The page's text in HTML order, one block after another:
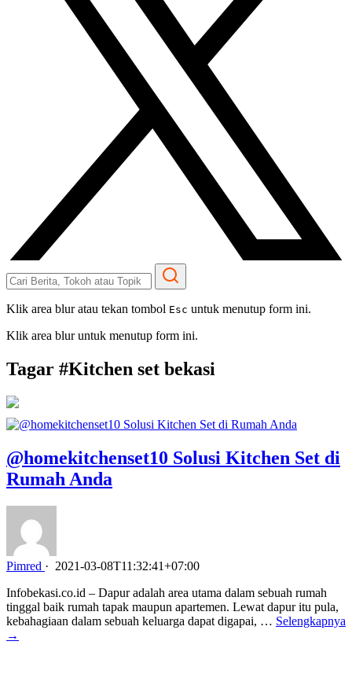
Klik area blur atau tekan tombol Esc untuk menutup form ini.
Klik area blur untuk menutup form ini.
Tagar #Kitchen set bekasi
@homekitchenset10 Solusi Kitchen Set di
Rumah Anda
Pimred · 2021-03-08T11:32:41+07:00
Infobekasi.co.id – Dapur adalah area utama dalam sebuah rumah
tinggal baik rumah tapak maupun apartemen. Lewat dapur itu pula,
kebahagiaan dalam sebuah keluarga dapat digapai, … Selengkapnya
→